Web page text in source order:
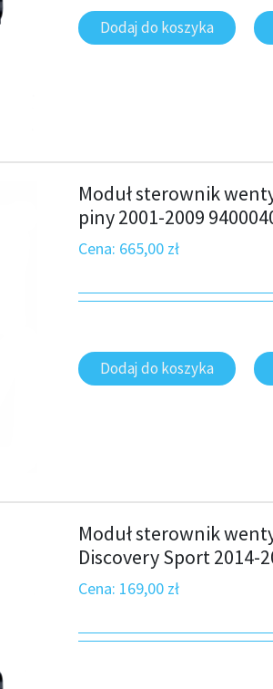
Dodaj do koszyka
Moduł sterownik
piny 2001-2009
Cena: 665,00 zł
Dodaj do koszyka
Moduł sterownik
Discovery Sport 2014-
Cena: 169,00 zł